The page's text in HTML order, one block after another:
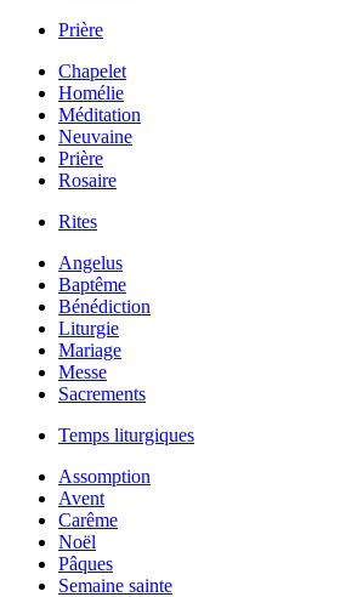
Prière
Chapelet
Homélie
Méditation
Neuvaine
Prière
Rosaire
Rites
Angelus
Baptême
Bénédiction
Liturgie
Mariage
Messe
Sacrements
Temps liturgiques
Assomption
Avent
Carême
Noël
Pâques
Semaine sainte